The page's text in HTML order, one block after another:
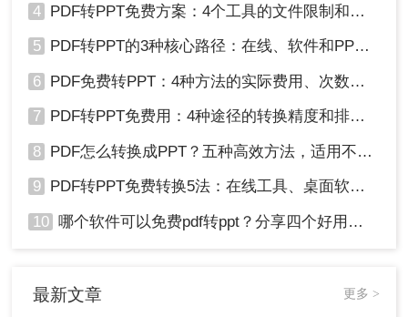
4 PDF转PPT免费方案：4个工具的文件限制和输出质量对比！
5 PDF转PPT的3种核心路径：在线、软件和PPT自带的适用范围！
6 PDF免费转PPT：4种方法的实际费用、次数限制和效果！
7 PDF转PPT免费用：4种途径的转换精度和排版保留能力对比！
8 PDF怎么转换成PPT？五种高效方法，适用不同场景全解析！
9 PDF转PPT免费转换5法：在线工具、桌面软件和PPT插件的优劣！
10 哪个软件可以免费pdf转ppt？分享四个好用的转换工具！
最新文章 更多 >